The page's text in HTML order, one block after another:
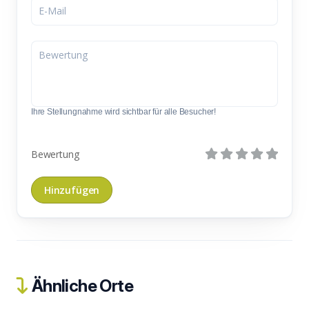
Ihre Stellungnahme wird sichtbar für alle Besucher!
Bewertung
Ähnliche Orte